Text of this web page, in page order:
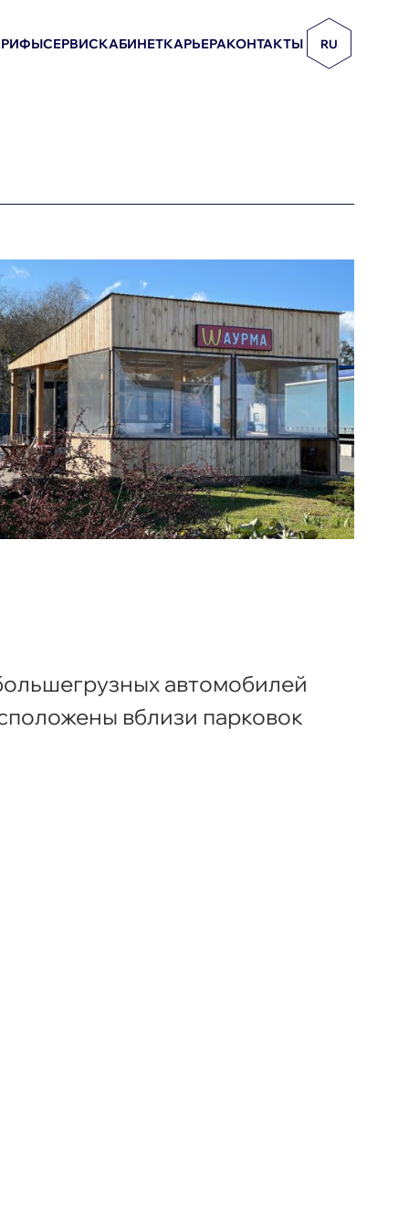
СЕРВИСКАБИНЕТКАРЬЕРАКОНТАКТЫ RU
автомобилей
вблизи парковок